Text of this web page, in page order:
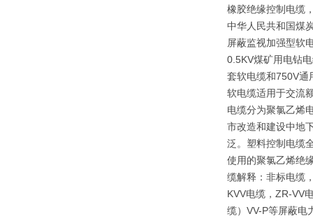
橡胶绝缘控制电缆
中华人民共和国煤
屏蔽监视加强型软
0.5KV煤矿用电钻
套软电缆和750V通
软电缆适用于交流
电缆分为聚氯乙烯
市改造和建设中地
泛。塑料控制电缆
使用的聚氯乙烯绝
缆解释：非标电缆
KVV电缆，ZR-VV
缆）VV-P等屏蔽电